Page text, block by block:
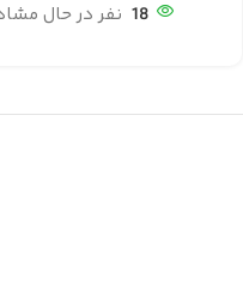
18 نفر در حال